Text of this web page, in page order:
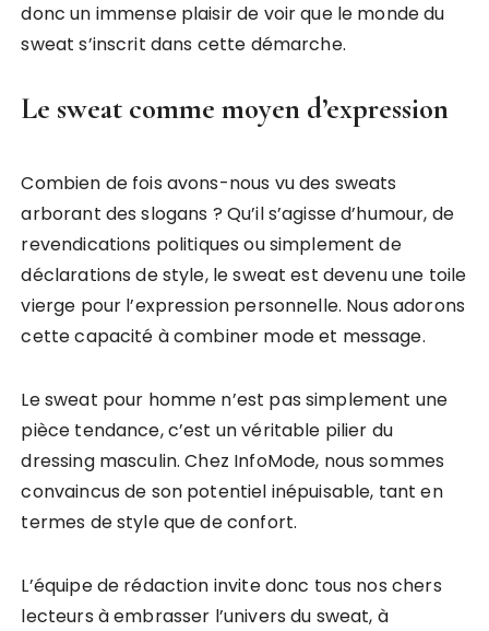
donc un immense plaisir de voir que le monde du
sweat s’inscrit dans cette démarche.
Le sweat comme moyen d’expression
Combien de fois avons-nous vu des sweats
arborant des slogans ? Qu’il s’agisse d’humour, de
revendications politiques ou simplement de
déclarations de style, le sweat est devenu une toile
vierge pour l’expression personnelle. Nous adorons
cette capacité à combiner mode et message.
Le sweat pour homme n’est pas simplement une
pièce tendance, c’est un véritable pilier du
dressing masculin. Chez InfoMode, nous sommes
convaincus de son potentiel inépuisable, tant en
termes de style que de confort.
L’équipe de rédaction invite donc tous nos chers
lecteurs à embrasser l’univers du sweat, à